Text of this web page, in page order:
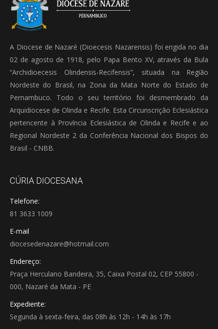
A Diocese de Nazaré (Dioecesis Nazarensis) foi erigida no dia
02 de agosto de 1918, pelo Papa Bento XV, através da Bula
“Archidioecesis Olindensis-Recifensis”, situada na Região
Nordeste do Brasil, na Zona da Mata Norte do Estado de
Pernambuco. Todo o seu território foi desmembrado da
Arquidiocese de Olinda e Recife. Esta Circunscrição Eclesiástica
pertencente à Província Eclesiástica de Olinda e Recife e ao
Regional Nordeste 2 da Conferência Nacional dos Bispos do
Brasil - CNBB.
CÚRIA DIOCESANA
Telefone:
81 3633 1009
E-mail
diocesedenazare@hotmail.com
Endereço:
Praça Herculano Bandeira, 35, Caixa Postal 02, CEP 55800 -
000, Nazaré da Mata - PE
Expediente:
Segunda à sexta-feira, das 08h às 12h - 14h às 17h